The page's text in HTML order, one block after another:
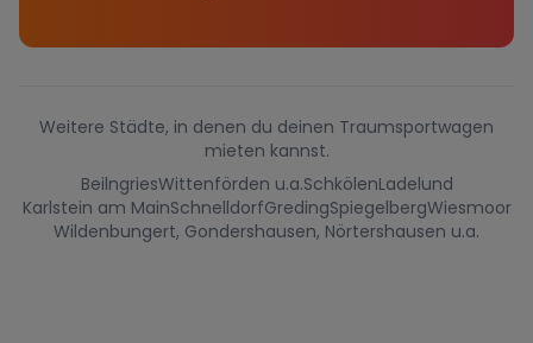
Weitere Städte, in denen du deinen Traumsportwagen
mieten kannst.
BeilngriesWittenförden u.a.SchkölenLadelund
Karlstein am MainSchnelldorfGredingSpiegelbergWiesmoor
Wildenbungert, Gondershausen, Nörtershausen u.a.